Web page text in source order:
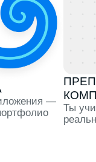
семестра,
для